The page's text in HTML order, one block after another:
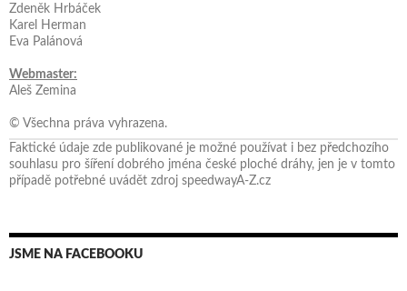
Zdeněk Hrbáček
Karel Herman
Eva Palánová
Webmaster:
Aleš Zemina
© Všechna práva vyhrazena.
Faktické údaje zde publikované je možné používat i bez předchozího
souhlasu pro šíření dobrého jména české ploché dráhy, jen je v tomto
případě potřebné uvádět zdroj speedwayA-Z.cz
JSME NA FACEBOOKU